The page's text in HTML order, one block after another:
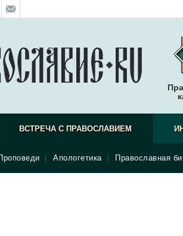
ВСТРЕЧА С ПРАВОСЛАВИЕМ
Апологетика Православная